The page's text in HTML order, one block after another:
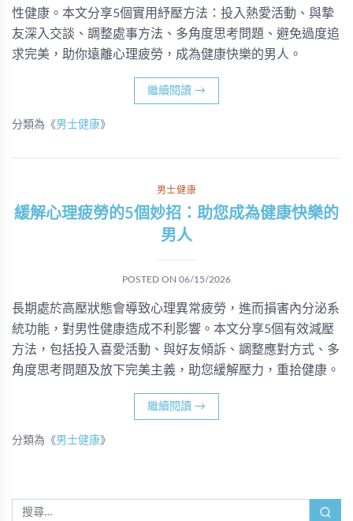
性健康。本文分享5個實用紓壓方法：投入熱愛活動、與摯
友深入交談、調整處事方法、多角度思考問題、避免過度追
求完美，助你遠離心理疲勞，成為健康快樂的男人。
繼續閱讀 →
分類為《男士健康》
男士健康
緩解心理疲勞的5個妙招：助您成為健康快樂的
男人
POSTED ON 06/15/2026
長期處於高壓狀態會導致心理異常疲勞，進而損害內分泌系
統功能，對男性健康造成不利影響。本文分享5個有效減壓
方法，包括投入喜愛活動、與好友傾訴、調整應對方式、多
角度思考問題及放下完美主義，助您緩解壓力，重拾健康。
繼續閱讀 →
分類為《男士健康》